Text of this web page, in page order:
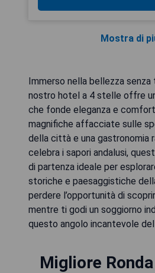
Mostra di
Immerso nella bellezza senza
nostro hotel a 4 stelle offre
che fonde eleganza e
magnifiche affacciate sulle
della città e una gastronomia
celebra i sapori andalusi,
di partenza ideale per
storiche e paesaggistiche
perdere l’opportunità di
mentre ti godi un soggiorno
questo angolo incantevole
Migliore